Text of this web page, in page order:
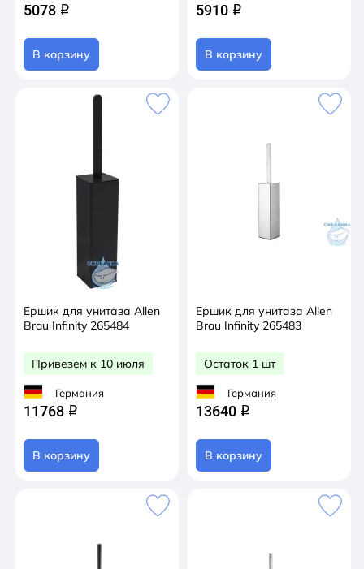
5078 q
В корзину
5910 q
В корзину
Ершик для унитаза Allen
Brau Infinity 265484
Привезем к 10 июля
Германия
11768 q
В корзину
Ершик для унитаза Allen
Brau Infinity 265483
Остаток 1 шт
Германия
13640 q
В корзину